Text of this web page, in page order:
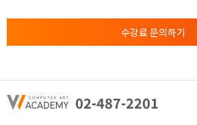
수강료 문의하기
02-487-2201